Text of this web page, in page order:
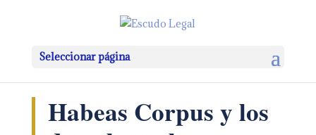
Seleccionar página
Habeas Corpus y los